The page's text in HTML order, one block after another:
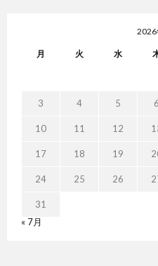
2026
月 火 水
3 4 5 6
10 11 12
17 18 19
24 25 26
31
« 7月